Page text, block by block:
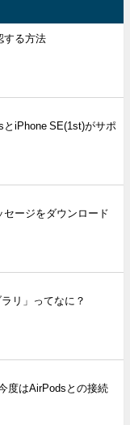
する方法
iPhone SE(1st)がサポ
ージをダウンロード
リ」ってなに？
度はAirPodsとの接続